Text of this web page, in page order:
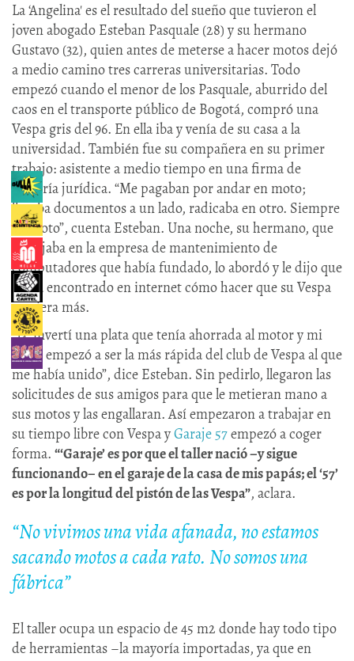
La ‘Angelina' es el resultado del sueño que tuvieron el
joven abogado Esteban Pasquale (28) y su hermano
Gustavo (32), quien antes de meterse a hacer motos dejó
a medio camino tres carreras universitarias. Todo
empezó cuando el menor de los Pasquale, aburrido del
caos en el transporte público de Bogotá, compró una
Vespa gris del 96. En ella iba y venía de su casa a la
universidad. También fue su compañera en su primer
trabajo: asistente a medio tiempo en una firma de
asesoría jurídica. “Me pagaban por andar en moto;
llevaba documentos a un lado, radicaba en otro. Siempre
en moto”, cuenta Esteban. Una noche, su hermano, que
trabajaba en la empresa de mantenimiento de
computadores que había fundado, lo abordó y le dijo que
había encontrado en internet cómo hacer que su Vespa
corriera más.
“Le invertí una plata que tenía ahorrada al motor y mi
moto empezó a ser la más rápida del club de Vespa al que
me había unido”, dice Esteban. Sin pedirlo, llegaron las
solicitudes de sus amigos para que le metieran mano a
sus motos y las engallaran. Así empezaron a trabajar en
su tiempo libre con Vespa yGaraje 57empezó a coger
forma. “‘Garaje’ es por que el taller nació –y sigue
funcionando– en el garaje de la casa de mis papás; el ‘57’
es por la longitud del pistón de las Vespa”, aclara.
“No vivimos una vida afanada, no estamos
sacando motos a cada rato. No somos una
fábrica”
El taller ocupa un espacio de 45 m2 donde hay todo tipo
de herramientas –la mayoría importadas, ya que en